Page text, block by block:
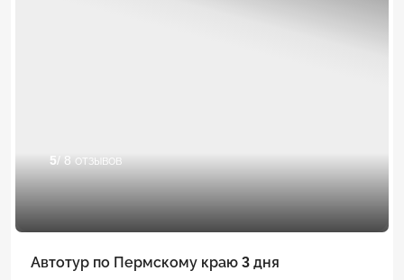
5/ 8 отзывов
Автотур по Пермскому краю 3 дня